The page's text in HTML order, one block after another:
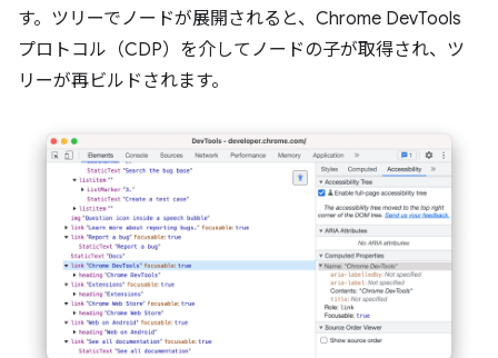
す。ツリーでノードが展開されると、Chrome DevTools
プロトコル（CDP）を介してノードの子が取得され、ツ
リーが再ビルドされます。